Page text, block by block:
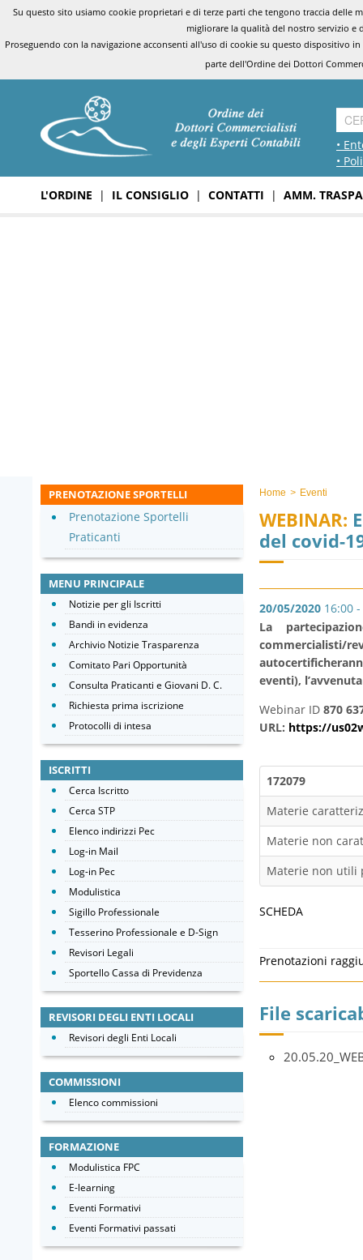
Su questo sito usiamo cookie proprietari e di terze parti che tengono traccia
migliorare la qualità del nostro servizio e
Proseguendo con la navigazione acconsenti all'uso di cookie su questo dispositivo
parte dell'Ordine dei Dottori
•
•
L'ORDINE | IL CONSIGLIO | CONTATTI | AMM.
Home > Eventi
WEBINAR:
del covid-
20/05/2020 16:00
La
commercialisti/
eventi),
Webinar ID 870
URL: https://
172079
Materie
Materie non
Materie non utili
SCHEDA
Prenotazioni
File
PRENOTAZIONE SPORTELLI
Prenotazione Sportelli
Praticanti
MENU PRINCIPALE
Notizie per gli Iscritti
Bandi in evidenza
Archivio Notizie Trasparenza
Comitato Pari Opportunità
Consulta Praticanti e Giovani D. C.
Richiesta prima iscrizione
Protocolli di intesa
ISCRITTI
Cerca Iscritto
Cerca STP
Elenco indirizzi Pec
Log-in Mail
Log-in Pec
Modulistica
Sigillo Professionale
Tesserino Professionale e D-Sign
Revisori Legali
Sportello Cassa di Previdenza
REVISORI DEGLI ENTI LOCALI
Revisori degli Enti Locali
COMMISSIONI
Elenco commissioni
FORMAZIONE
Modulistica FPC
E-learning
Eventi Formativi
Eventi Formativi passati